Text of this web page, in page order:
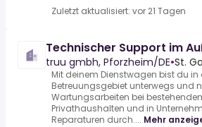
Zuletzt aktualisiert: vor 21 Tagen
Technischer Support im
truu gmbh, Pforzheim/DE•St.
Mit deinem Dienstwagen bist du in
Betreuungsgebiet unterwegs und
Wartungsarbeiten bei
Privathaushalten und in
Reparaturen durch.... Mehr